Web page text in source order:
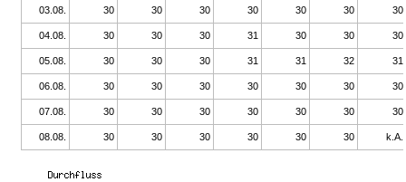
03.08. 30 30 30 30 30 30 30
04.08. 30 30 30 31 30 30 30
05.08. 30 30 30 31 31 32 31
06.08. 30 30 30 30 30 30 30
07.08. 30 30 30 30 30 30 30
08.08. 30 30 30 30 30 30 k.A.